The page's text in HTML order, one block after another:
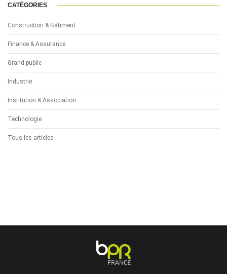
CATÉGORIES
Construction & Bâtiment
Finance & Assurance
Grand public
Industrie
Institution & Association
Technologie
Tous les articles